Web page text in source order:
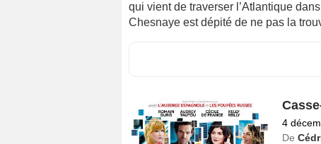
qui vient de traverser l’Atlantique
Chesnaye est dépité de ne pas la
4
De